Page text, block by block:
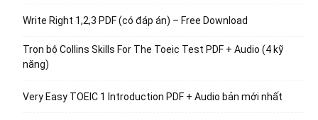
Write Right 1,2,3 PDF (có đáp án) – Free Download
Trọn bộ Collins Skills For The Toeic Test PDF + Audio (4 kỹ
năng)
Very Easy TOEIC 1 Introduction PDF + Audio bản mới nhất